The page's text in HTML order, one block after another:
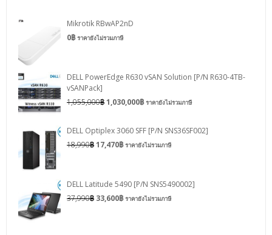
Mikrotik RBwAP2nD
0฿ ราคายังไม่รวมภาษี
DELL PowerEdge R630 vSAN Solution [P/N R630-4TB-
vSANPack]
1,055,000฿1,030,000฿ ราคายังไม่รวมภาษี
DELL Optiplex 3060 SFF [P/N SNS36SF002]
18,990฿17,470฿ ราคายังไม่รวมภาษี
DELL Latitude 5490 [P/N SNS5490002]
37,990฿ 33,600฿ ราคายังไม่รวมภาษี